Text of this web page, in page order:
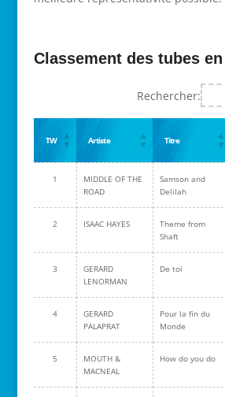
Classement des tubes
Rechercher:
TW Artiste Titre
1
MIDDLE OF THE
ROAD
Samson and
Delilah
2 ISAAC HAYES
Theme from
Shaft
3
GERARD
LENORMAN
De toi
4
GERARD
PALAPRAT
Pour la fin du
Monde
5
MOUTH &
MACNEAL
How do you do